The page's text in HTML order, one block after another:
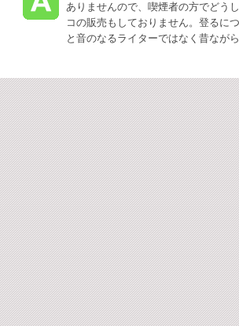
ありませんので、喫煙者の方でどう
コの販売もしておりません。登るに
と音のなるライターではなく昔なが